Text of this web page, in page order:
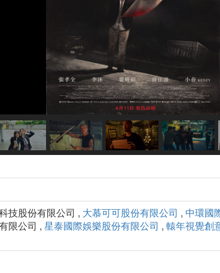
技股份有限公司 , 大慕可可股份有限公司 , 中環國
限公司 , 星泰國際娛樂股份有限公司 , 轅年視覺創